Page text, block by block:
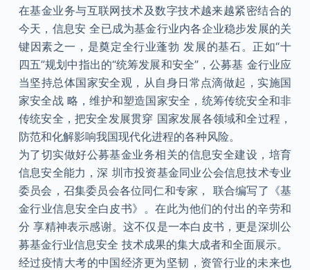
在基金业务与互联网技术及数字技术越来越紧密结合的
今天，信息安 全已成为基金行业内各企业稳步发展的关
键因素之一，是奠定全行业蓬勃 发展的基石。正如“十
四五”规划中指出的“统筹发展和安全”，公募基 金行业应
当坚持总体国家安全观，从自身日常点滴做起，实施国
家安全战 略，维护和塑造国家安全，统筹传统安全和非
传统安全，把安全发展贯穿 国家发展各领域和全过程，
防范和化解影响我国现代化进程的各种风险。
为了切实做好公募基金业务相关的信息安全建设，培育
信息安全能力，深 圳市投资基金同业公会信息技术专业
委员会，召集委员会各位同仁和专家， 联合编写了《基
金行业信息安全白皮书》。在此为他们的付出的辛劳和
分 享精神表示感谢。这不仅是一本白皮书，更是深圳公
募基金行业信息安全 技术成果的集大成者和全面展示。
经过疫情大考的中国经济更为坚韧，资管行业的未来也